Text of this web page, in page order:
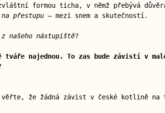
formou ticha, v němž přebývá
na přestupu — mezi snem a skutečností.
našeho nástupiště?
najednou. To zas bude závistí v
že žádná závist v české kotlině na